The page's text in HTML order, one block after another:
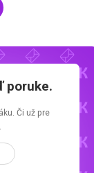
poruke.
Či už pre